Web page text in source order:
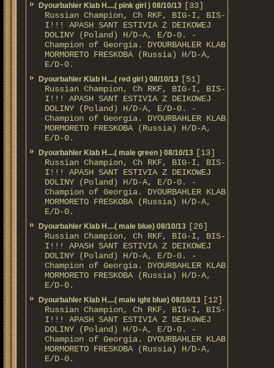
Dyourbahler Klab H....( pink girl ) 08/10/13 [33]
Russian Champion, Ch RKF, BIG-I, BIS-
I!!! APASH SANT ESTIVIA Z DEIKOWEJ
DOLINY (Poland) H/D-A, E/D-0. -
Champion of Georgia. DYOURBAHLER KLAB
MORMORETO FRESKOBA (Russia) H/D-A,
E/D-0.
Dyourbahler Klab H....( red girl ) 08/10/13 [51]
Russian Champion, Ch RKF, BIG-I, BIS-
I!!! APASH SANT ESTIVIA Z DEIKOWEJ
DOLINY (Poland) H/D-A, E/D-0. -
Champion of Georgia. DYOURBAHLER KLAB
MORMORETO FRESKOBA (Russia) H/D-A,
E/D-0.
Dyourbahler Klab H....( male green ) 08/10/13 [13]
Russian Champion, Ch RKF, BIG-I, BIS-
I!!! APASH SANT ESTIVIA Z DEIKOWEJ
DOLINY (Poland) H/D-A, E/D-0. -
Champion of Georgia. DYOURBAHLER KLAB
MORMORETO FRESKOBA (Russia) H/D-A,
E/D-0.
Dyourbahler Klab H....( male blue) 08/10/13 [26]
Russian Champion, Ch RKF, BIG-I, BIS-
I!!! APASH SANT ESTIVIA Z DEIKOWEJ
DOLINY (Poland) H/D-A, E/D-0. -
Champion of Georgia. DYOURBAHLER KLAB
MORMORETO FRESKOBA (Russia) H/D-A,
E/D-0.
Dyourbahler Klab H....( male ight blue) 08/10/13 [12]
Russian Champion, Ch RKF, BIG-I, BIS-
I!!! APASH SANT ESTIVIA Z DEIKOWEJ
DOLINY (Poland) H/D-A, E/D-0. -
Champion of Georgia. DYOURBAHLER KLAB
MORMORETO FRESKOBA (Russia) H/D-A,
E/D-0.